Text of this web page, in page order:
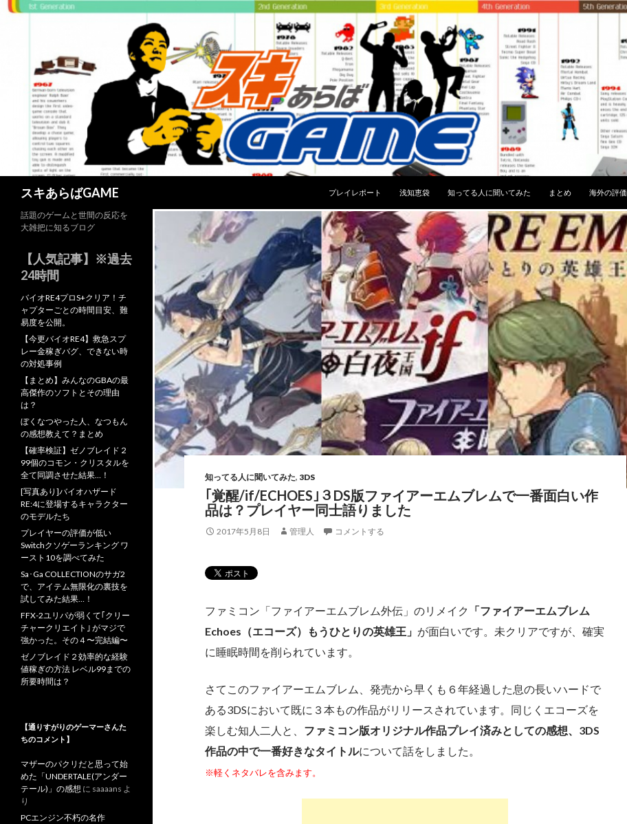
スキあらばGAME
プレイレポート
浅知恵袋 知ってる人に聞いてみた まとめ 海外の評価
知ってる人に聞いてみた, 3DS
｢覚醒/if/ECHOES｣３DS版ファイアーエムブレムで一番面白い作
品は？プレイヤー同士語りました
2017年5月8日 管理人 コメントする
ファミコン「ファイアーエムブレム外伝」のリメイク
「ファイアーエムブレム
Echoes（エコーズ）もうひとりの英雄王」 が面白いです。未クリアですが、確実
に睡眠時間を削られています。
さてこのファイアーエムブレム、発売から早くも６年経過した息の長いハードで
ある3DSにおいて既に３本もの作品がリリースされています。同じくエコーズを
楽しむ知人二人と、 ファミコン版オリジナル作品プレイ済みとしての感想、3DS
作品の中で一番好きなタイトルについて話をしました。
※軽くネタバレを含みます。
話題のゲームと世間の反応を
大雑把に知るブログ
【人気記事】※過去
24時間
バイオRE4プロS+クリア！チ
ャプターごとの時間目安、難
易度を公開。
【今更バイオRE4】救急スプ
レー金稼ぎバグ、できない時
の対処事例
【まとめ】みんなのGBAの最
高傑作のソフトとその理由
は？
ぼくなつやった人、なつもん
の感想教えて？まとめ
【確率検証】ゼノブレイド２
99個のコモン・クリスタルを
全て同調させた結果…！
[写真あり]バイオハザード
RE:4に登場するキャラクター
のモデルたち
プレイヤーの評価が低い
Switchクソゲーランキング ワ
ースト10を調べてみた
Sa･Ga COLLECTIONのサガ2
で、アイテム無限化の裏技を
試してみた結果…！
FFX-2ユリパが弱くて｢クリー
チャークリエイト｣ がマジで
強かった。その４〜完結編〜
ゼノブレイド２効率的な経験
値稼ぎの方法 レベル99までの
所要時間は？
【通りすがりのゲーマーさんた
ちのコメント】
マザーのパクリだと思って始
めた「UNDERTALE(アンダー
テール)」の感想 に saaaans よ
り
PCエンジン不朽の名作